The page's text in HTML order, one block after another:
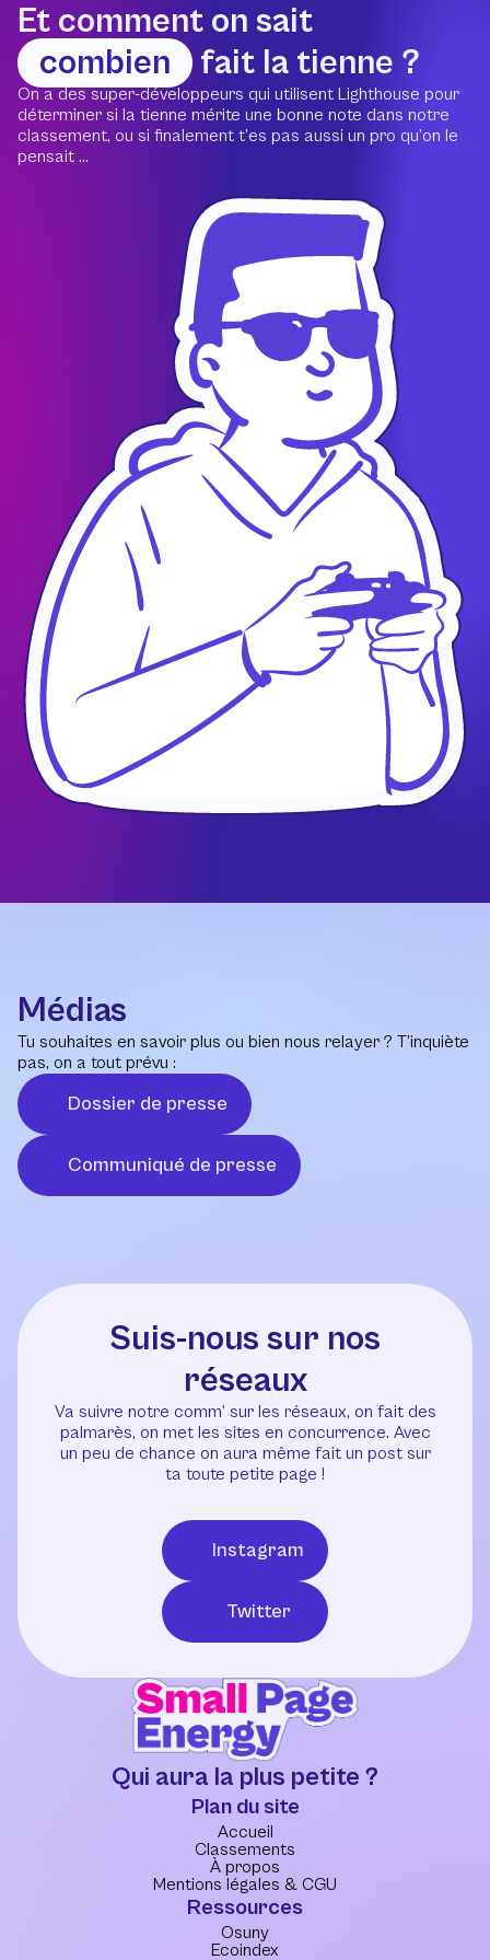
Et comment on sait
combien
fait la tienne ?
On a des super-développeurs qui utilisent Lighthouse pour
déterminer si la tienne mérite une bonne note dans notre
classement, ou si finalement t’es pas aussi un pro qu’on le
pensait ...
Médias
Tu souhaites en savoir plus ou bien nous relayer ? T’inquiète
pas, on a tout prévu :
Dossier de presse
Communiqué de presse
Suis-nous sur nos
réseaux
Va suivre notre comm’ sur les réseaux, on fait des
palmarès, on met les sites en concurrence. Avec
un peu de chance on aura même fait un post sur
ta toute petite page !
Instagram
Twitter
Qui aura la plus petite ?
Plan du site
Accueil
Classements
À propos
Mentions légales & CGU
Ressources
Osuny
Ecoindex